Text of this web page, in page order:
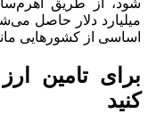
میلیارد دلار حاصل
اساسی از کشورهایی
برای تامین
کنید